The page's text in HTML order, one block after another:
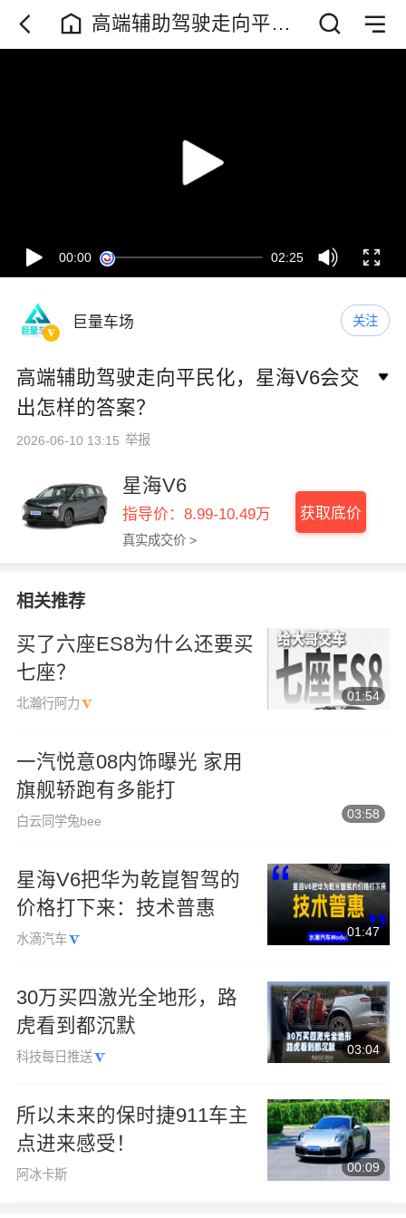
高端辅助驾驶走向平民
化，星海V6会交出怎样
00:00 02:25
巨量车场 关注
高端辅助驾驶走向平民化，星海V6会交
出怎样的答案？
2026-06-10 13:15 举报
星海V6
指导价：8.99-10.49万
真实成交价 >
获取底价
相关推荐
买了六座ES8为什么还要买
七座？
北瀚行阿力
01:54
一汽悦意08内饰曝光 家用
旗舰轿跑有多能打
白云同学兔bee
03:58
星海V6把华为乾崑智驾的
价格打下来：技术普惠
水滴汽车
01:47
30万买四激光全地形，路
虎看到都沉默
科技每日推送
03:04
所以未来的保时捷911车主
点进来感受！
阿冰卡斯
00:09